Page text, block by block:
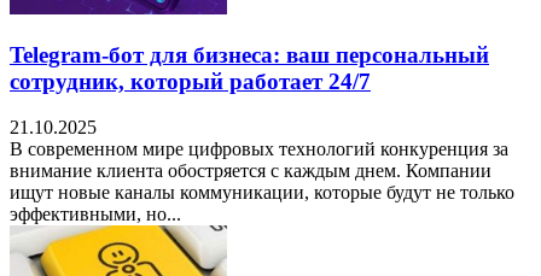
Telegram-бот для бизнеса: ваш персональный
сотрудник, который работает 24/7
21.10.2025
В современном мире цифровых технологий конкуренция за
внимание клиента обостряется с каждым днем. Компании
ищут новые каналы коммуникации, которые будут не только
эффективными, но...